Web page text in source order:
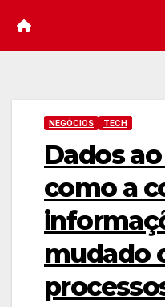
NEGÓCIOS TECH
Dados
como a
mudado